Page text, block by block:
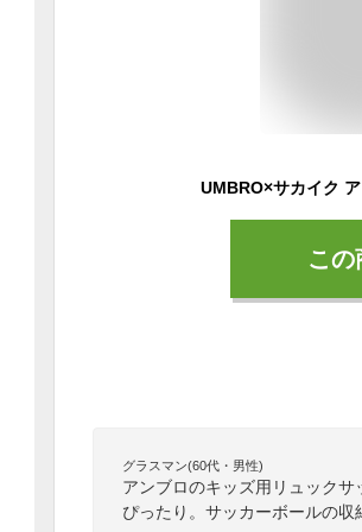
こ
グラスマン(60代・男性)
アンブロのキッズ用リュック
ぴったり。サッカーボールの収